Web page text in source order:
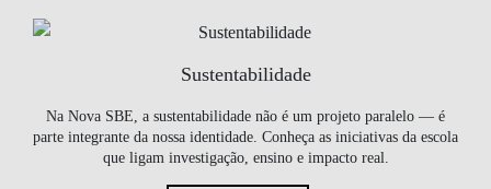
Sustentabilidade
Na Nova SBE, a sustentabilidade não é um projeto paralelo — é
parte integrante da nossa identidade. Conheça as iniciativas da escola
que ligam investigação, ensino e impacto real.